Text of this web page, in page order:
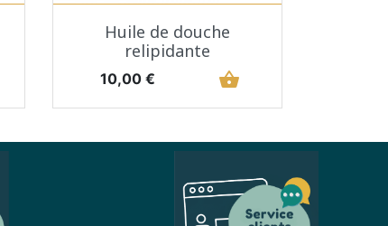
Aperçu rapide
Huile de douche
relipidante
Prix
10,00 € shopping_basket